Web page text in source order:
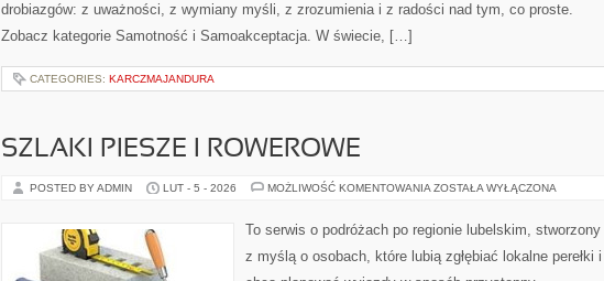
drobiazgów: z uważności, z wymiany myśli, z zrozumienia i z radości nad tym, co proste.
Zobacz kategorie Samotność i Samoakceptacja. W świecie, […]
CATEGORIES: KARCZMAJANDURA
SZLAKI PIESZE I ROWEROWE
POSTED BY ADMIN LUT - 5 - 2026 MOŻLIWOŚĆ KOMENTOWANIA SZLAKI
ROWEROWE
ZOSTAŁA WYŁĄCZONA
To serwis o podróżach po regionie lubelskim, stworzony
z myślą o osobach, które lubią zgłębiać lokalne perełki i